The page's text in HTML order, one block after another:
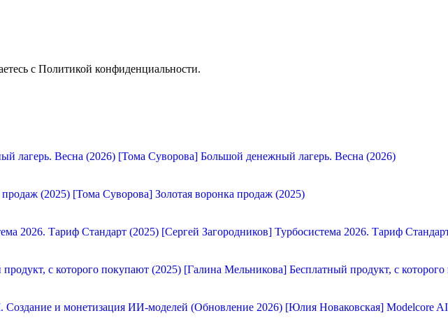
с Политикой конфиденциальности.
[Тома Суворова] Большой денежный лагерь. Весна (2026)
[Тома Суворова] Золотая воронка продаж (2025)
[Сергей Загородников] Турбосистема 2026. Тариф
[Галина Мельникова] Бесплатный продукт, с
[Юлия Новаковская] Modelcore